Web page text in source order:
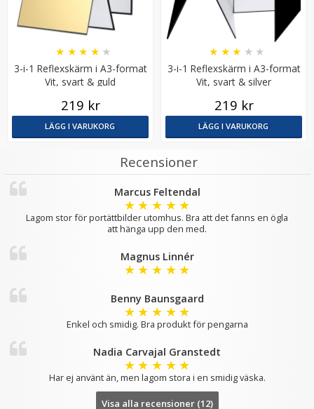
LÄGG I VARUKORG
3-i-1 Reflexskärm i A3-format
Vit, svart & guld
★ ★ ★ ★ ★
219 kr
LÄGG I VARUKORG
3-i-1 Reflexskärm i A3-format
Vit, svart & silver
★ ★ ★ ★ ★
219 kr
LÄGG I VARUKORG
Recensioner
Marcus Feltendal
★ ★ ★ ★ ★
Lagom stor för portättbilder utomhus. Bra att det fanns en ögla
att hänga upp den med.
Magnus Linnér
★ ★ ★ ★ ★
Benny Baunsgaard
★ ★ ★ ★ ★
Enkel och smidig. Bra produkt för pengarna
Nadia Carvajal Granstedt
★ ★ ★ ★ ★
Har ej använt än, men lagom stora i en smidig väska.
Visa alla recensioner (12)